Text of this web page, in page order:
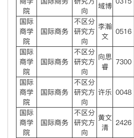
院
向
域博
国际
商学
院
国际商务
不区分
研究方
向
李瀚
文
0516
国际
商学
院
国际商务
不区分
研究方
向
向思
睿
7300
国际
商学
院
国际商务
不区分
研究方
向
许乐 0048
国际
商学
院
国际商务
不区分
研究方
向
黄文
清
2426